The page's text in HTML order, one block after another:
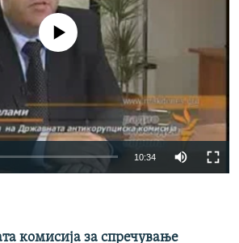
source currently available
10:34
комисија за спречување